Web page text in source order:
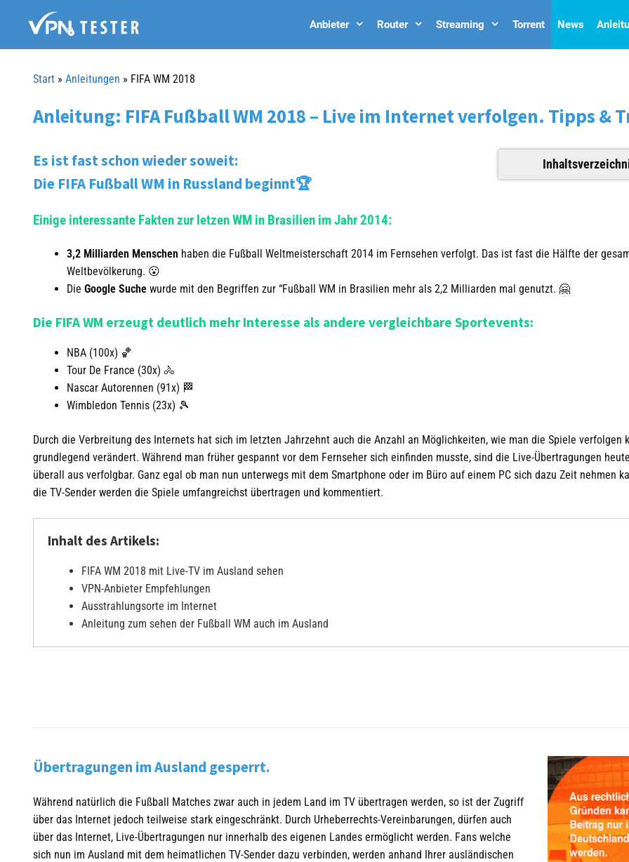
Anbieter Router Streaming Torrent News
Start » Anleitungen » FIFA WM 2018
Anleitung: FIFA Fußball WM 2018 – Live im Internet verfolgen. Tipps &
Es ist fast schon wieder soweit:
Die FIFA Fußball WM in Russland beginnt🏆
Einige interessante Fakten zur letzen WM in Brasilien im Jahr 2014:
3,2 Milliarden Menschen haben die Fußball Weltmeisterschaft 2014 im Fernsehen verfolgt. Das ist fast die Hälfte der
Weltbevölkerung. 😮
Die Google Suche wurde mit den Begriffen zur “Fußball WM in Brasilien mehr als 2,2 Milliarden mal genutzt. 🤗
Die FIFA WM erzeugt deutlich mehr Interesse als andere vergleichbare Sportevents:
NBA (100x) 🏀
Tour De France (30x) 🚴
Nascar Autorennen (91x) 🏁
Wimbledon Tennis (23x) 🎾
Durch die Verbreitung des Internets hat sich im letzten Jahrzehnt auch die Anzahl an Möglichkeiten, wie man die Spiele verfolgen
grundlegend verändert. Während man früher gespannt vor dem Fernseher sich einfinden musste, sind die Live-Übertragungen
überall aus verfolgbar. Ganz egal ob man nun unterwegs mit dem Smartphone oder im Büro auf einem PC sich dazu Zeit nehmen
die TV-Sender werden die Spiele umfangreichst übertragen und kommentiert.
Inhalt des Artikels:
FIFA WM 2018 mit Live-TV im Ausland sehen
VPN-Anbieter Empfehlungen
Ausstrahlungsorte im Internet
Anleitung zum sehen der Fußball WM auch im Ausland
Übertragungen im Ausland gesperrt.
Während natürlich die Fußball Matches zwar auch in jedem Land im TV übertragen werden, so ist der Zugriff
über das Internet jedoch teilweise stark eingeschränkt. Durch Urheberrechts-Vereinbarungen, dürfen auch
über das Internet, Live-Übertragungen nur innerhalb des eigenen Landes ermöglicht werden. Fans welche
sich nun im Ausland mit dem heimatlichen TV-Sender dazu verbinden, werden anhand Ihrer ausländischen